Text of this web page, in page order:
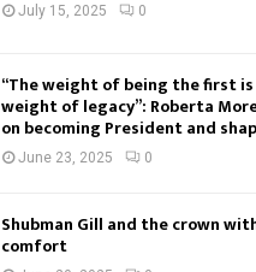
July 15, 2025 0
“The weight of being the first
weight of legacy”: Roberta
on becoming President and
June 23, 2025 0
Shubman Gill and the crown
comfort